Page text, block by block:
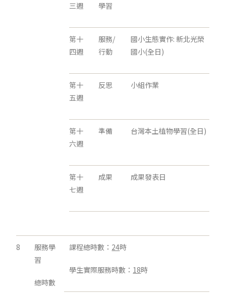
三週
學習
第十
四週
服務/
行動
國小生態實作: 新北光榮
國小(全日)
第十
五週
反思 小組作業
第十
六週
準備 台灣本土植物學習(全日)
第十
七週
成果 成果發表日
8
服務學
習
總時數
課程總時數： 24時
學生實際服務時數： 18時